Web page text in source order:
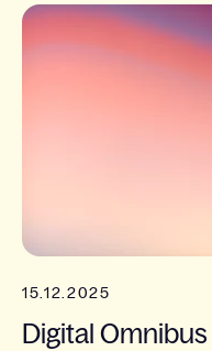
15.12.2025
Digital